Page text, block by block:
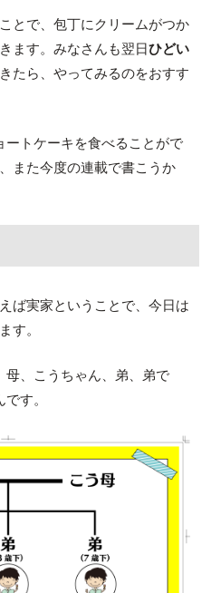
とで、包丁にクリームがつか
ます。みなさんも翌日ひどい
たら、やってみるのをおすす
ートケーキを食べることがで
また今度の連載で書こうか
ば実家ということで、今日は
す。
母、こうちゃん、弟、弟で
す。